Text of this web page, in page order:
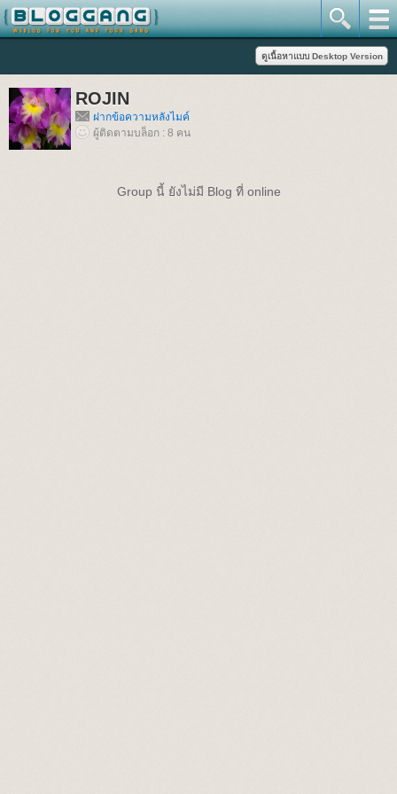
ROJIN
ฝากข้อความหลังไมค์
ผู้ติดตามบล็อก : 8 คน
Group นี้ ยังไม่มี Blog ที่ online